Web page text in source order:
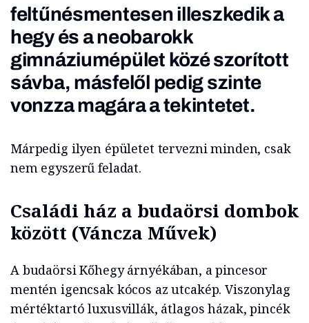
feltűnésmentesen illeszkedik a
hegy és a neobarokk
gimnáziumépület közé szorított
sávba, másfelől pedig szinte
vonzza magára a tekintetet.
Márpedig ilyen épületet tervezni minden, csak
nem egyszerű feladat.
Családi ház a budaörsi dombok
között (Váncza Művek)
A budaörsi Kőhegy árnyékában, a pincesor
mentén igencsak kócos az utcakép. Viszonylag
mértéktartó luxusvillák, átlagos házak, pincék